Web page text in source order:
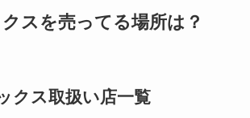
スを売ってる場所は？
クス取扱い店一覧